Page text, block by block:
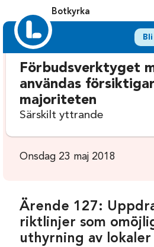
Botkyrka
Förbudsverktyget
användas
majoriteten
Särskilt yttrande
Onsdag 23 maj 2018
Ärende 127:
riktlinjer som
uthyrning av